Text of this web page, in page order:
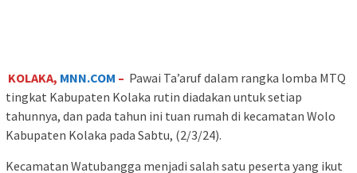
KOLAKA, MNN.COM – Pawai Ta’aruf dalam rangka lomba MTQ
tingkat Kabupaten Kolaka rutin diadakan untuk setiap
tahunnya, dan pada tahun ini tuan rumah di kecamatan Wolo
Kabupaten Kolaka pada Sabtu, (2/3/24).
Kecamatan Watubangga menjadi salah satu peserta yang ikut